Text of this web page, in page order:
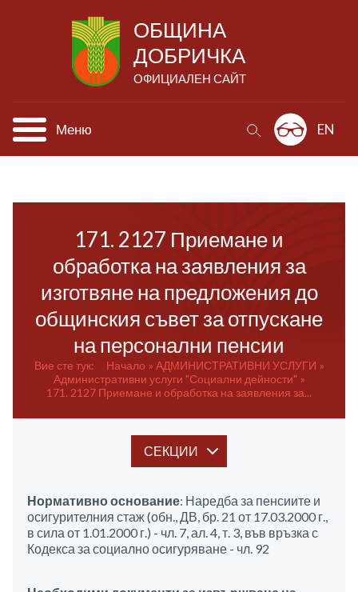
ОБЩИНА
ДОБРИЧКА
ОФИЦИАЛЕН САЙТ
Меню EN
171. 2127 Приемане и
обработка на заявления за
изготвяне на предложения до
общинския съвет за отпускане
на персонални пенсии
Вие сте тук: Начало
АДМИНИСТРАТИВНИ УСЛУГИ
Административни услуги "Социални дейности"
171. 2127 Приемане и обработка на заявления за...
СЕКЦИИ
Нормативно основание: Наредба за пенсиите и
осигурителния стаж (обн., ДВ, бр. 21 от 17.03.2000 г.,
в сила от 1.01.2000 г.) - чл. 7, ал. 4, т. 3, във връзка с
Кодекса за социално осигуряване - чл. 92